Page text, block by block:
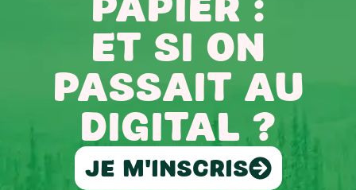
et si on
passait au
digital ?
Je m'inscris